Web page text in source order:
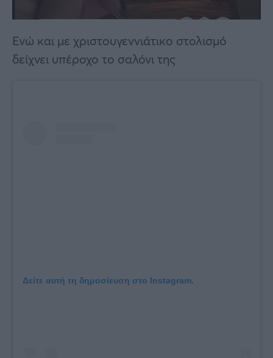
Ενώ και με χριστουγεννιάτικο στολισμό
δείχνει υπέροχο το σαλόνι της
Δείτε αυτή τη δημοσίευση στο Instagram.